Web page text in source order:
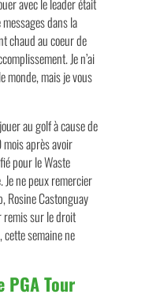
avec le leader était
dans la
chaud au coeur de
Je n’ai
monde, mais je vous
au golf à cause de
après avoir
pour le Waste
Je ne peux remercier
Rosine Castonguay
remis sur le droit
semaine ne
PGA Tour